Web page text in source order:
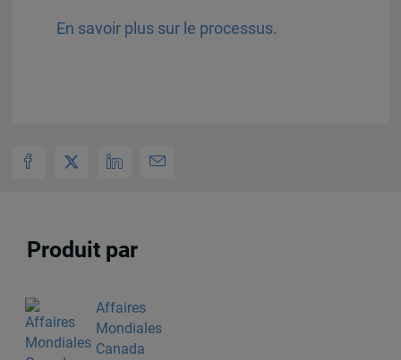
En savoir plus sur le processus.
Produit par
Affaires
Mondiales
Canada